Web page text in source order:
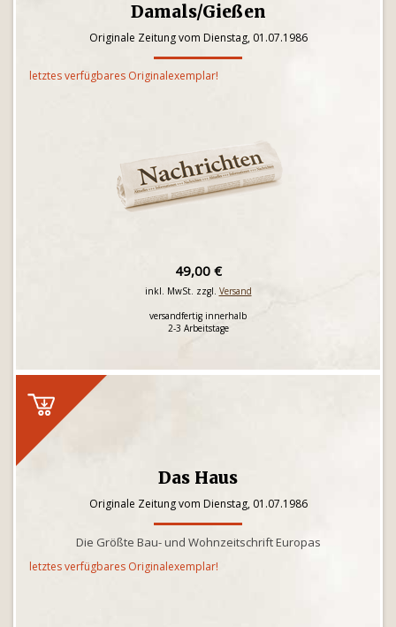
Damals/Gießen
Originale Zeitung vom Dienstag, 01.07.1986
letztes verfügbares Originalexemplar!
49,00 €
inkl. MwSt. zzgl. Versand
versandfertig innerhalb
2-3 Arbeitstage
Das Haus
Originale Zeitung vom Dienstag, 01.07.1986
Die Größte Bau- und Wohnzeitschrift Europas
letztes verfügbares Originalexemplar!